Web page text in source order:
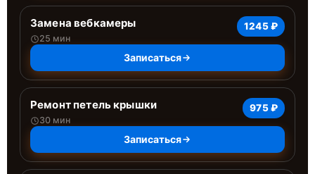
Замена вебкамеры
25 мин
1245 ₽
Записаться
Ремонт петель крышки
30 мин
975 ₽
Записаться